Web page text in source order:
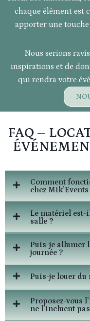
chaque élément est
apporter une touche
Nous serions
inspirations et de
qui rendra votre
FAQ –
Comment
chez Mik’Events
Le matériel est-
salle ?
Puis-je allumer
journée ?
Puis-je louer
Proposez-vous
ne l’incluent